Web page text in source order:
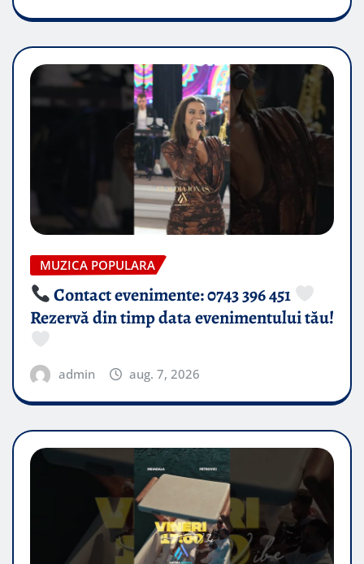
MUZICA POPULARA
Contact evenimente: 0743 396 451
Rezervă din timp data evenimentului tău!
admin aug. 7, 2026